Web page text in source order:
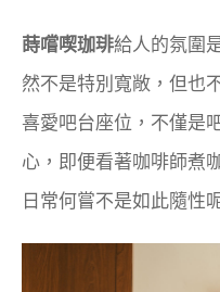
蒔嚐喫珈琲給人的氛圍
然不是特別寬敞，但也
喜愛吧台座位，不僅是
心，即便看著咖啡師煮
日常何嘗不是如此隨性